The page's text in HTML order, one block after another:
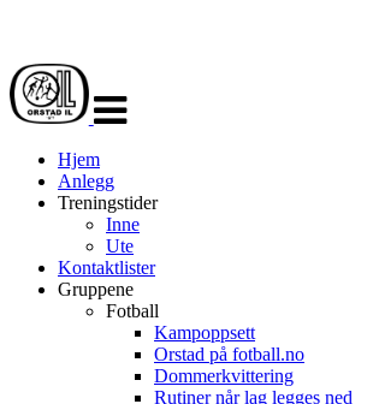
navigasjon
Hjem
Anlegg
Treningstider
Inne
Ute
Kontaktlister
Gruppene
Fotball
Kampoppsett
Orstad på fotball.no
Dommerkvittering
Rutiner når lag legges ned